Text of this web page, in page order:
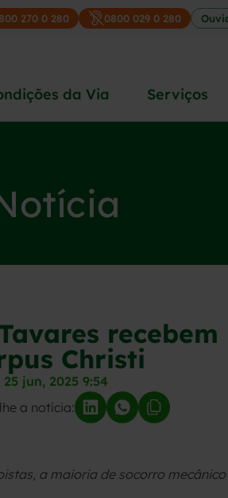
270 0 280 0800 029 0 280
da Via Serviços
Christi
25 jun, 2025 9:54
a notícia:
a maioria de socorro